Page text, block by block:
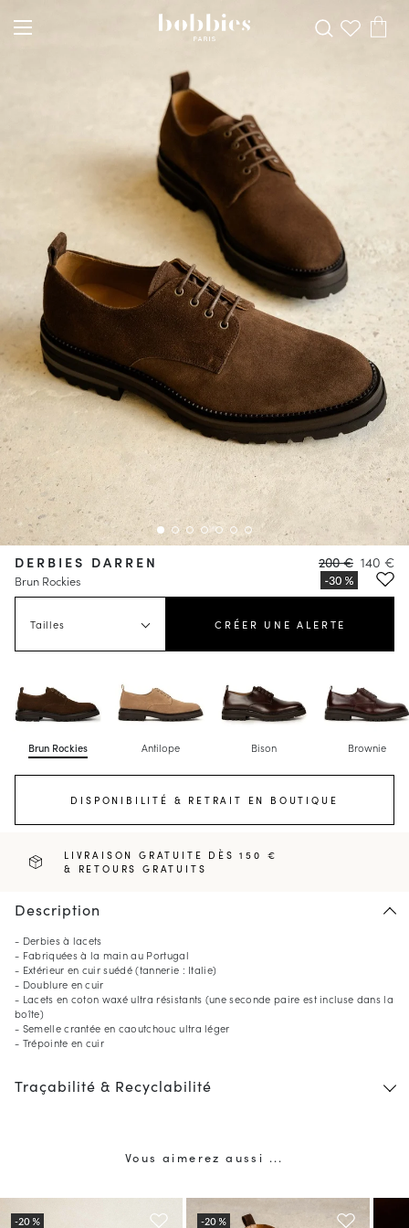
DERBIES DARREN
Brun Rockies
200 € 140 €
Tailles CRÉER UNE ALERTE
Brun Rockies Antilope Bison Brownie
DISPONIBILITÉ & RETRAIT EN BOUTIQUE
LIVRAISON GRATUITE DÈS 150 €
& RETOURS GRATUITS
Description
- Derbies à lacets
- Fabriquées à la main au Portugal
- Extérieur en cuir suédé (tannerie : Italie)
- Doublure en cuir
- Lacets en coton waxé ultra résistants (une seconde paire est incluse dans la
boîte)
- Semelle crantée en caoutchouc ultra léger
- Trépointe en cuir
Traçabilité & Recyclabilité
Vous aimerez aussi ...